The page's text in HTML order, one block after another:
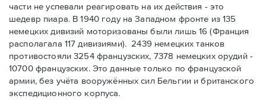
части не успевали реагировать на их действия - это
шедевр пиара. В 1940 году на Западном фронте из 135
немецких дивизий моторизованы были лишь 16 (Франция
располагала 117 дивизиями). 2439 немецких танков
противостояли 3254 французских, 7378 немецких орудий -
10700 французских. Это данные только по французской
армии, без учёта вооружённых сил Бельгии и британского
экспедиционного корпуса.